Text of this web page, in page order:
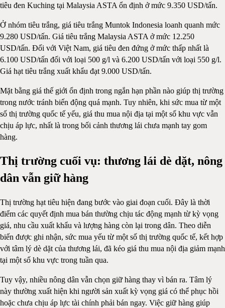
tiêu đen Kuching tại Malaysia ASTA ổn định ở mức 9.350 USD/tấn.
Ở nhóm tiêu trắng, giá tiêu trắng Muntok Indonesia loanh quanh mức
9.280 USD/tấn. Giá tiêu trắng Malaysia ASTA ở mức 12.250
USD/tấn. Đối với Việt Nam, giá tiêu đen đứng ở mức thấp nhất là
6.100 USD/tấn đối với loại 500 g/l và 6.200 USD/tấn với loại 550 g/l.
Giá hạt tiêu trắng xuất khẩu đạt 9.000 USD/tấn.
Mặt bằng giá thế giới ổn định trong ngắn hạn phần nào giúp thị trường
trong nước tránh biến động quá mạnh. Tuy nhiên, khi sức mua từ một
số thị trường quốc tế yếu, giá thu mua nội địa tại một số khu vực vẫn
chịu áp lực, nhất là trong bối cảnh thương lái chưa mạnh tay gom
hàng.
Thị trường cuối vụ: thương lái dè dặt, nông
dân vẫn giữ hàng
Thị trường hạt tiêu hiện đang bước vào giai đoạn cuối. Đây là thời
điểm các quyết định mua bán thường chịu tác động mạnh từ kỳ vọng
giá, nhu cầu xuất khẩu và lượng hàng còn lại trong dân. Theo diễn
biến được ghi nhận, sức mua yếu từ một số thị trường quốc tế, kết hợp
với tâm lý dè dặt của thương lái, đã kéo giá thu mua nội địa giảm mạnh
tại một số khu vực trong tuần qua.
Tuy vậy, nhiều nông dân vẫn chọn giữ hàng thay vì bán ra. Tâm lý
này thường xuất hiện khi người sản xuất kỳ vọng giá có thể phục hồi
hoặc chưa chịu áp lực tài chính phải bán ngay. Việc giữ hàng giúp